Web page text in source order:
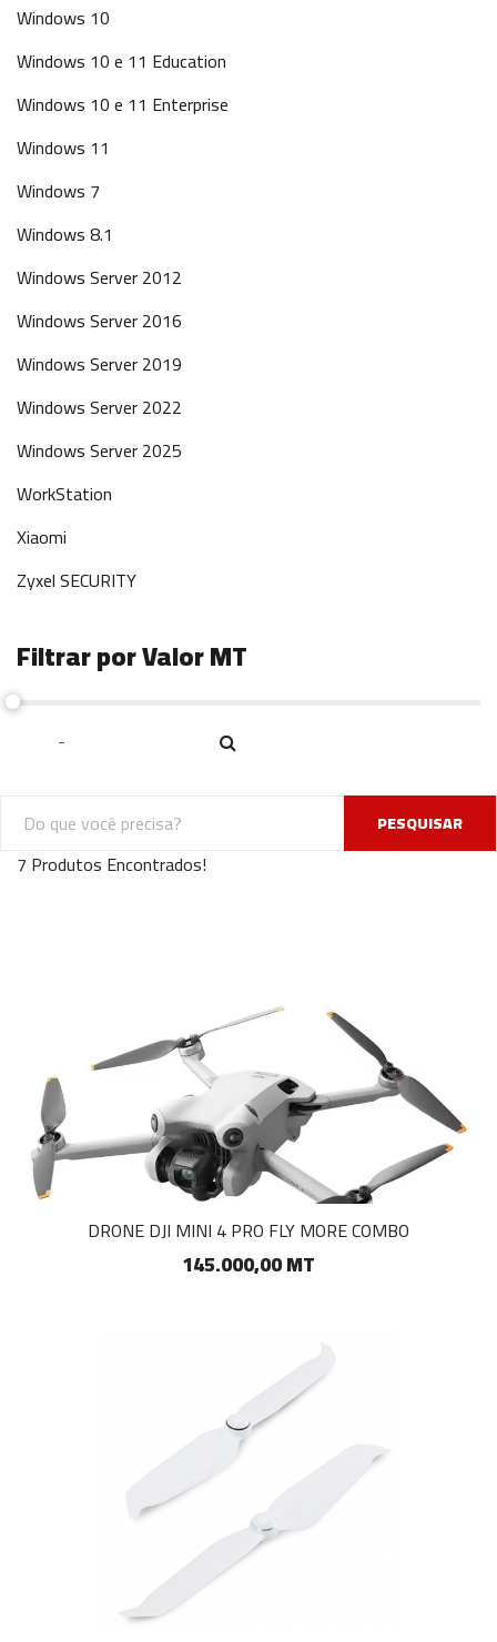
Windows 10
Windows 10 e 11 Education
Windows 10 e 11 Enterprise
Windows 11
Windows 7
Windows 8.1
Windows Server 2012
Windows Server 2016
Windows Server 2019
Windows Server 2022
Windows Server 2025
WorkStation
Xiaomi
Zyxel SECURITY
Filtrar por Valor MT
PESQUISAR
7 Produtos Encontrados!
DRONE DJI MINI 4 PRO FLY MORE COMBO
145.000,00 MT